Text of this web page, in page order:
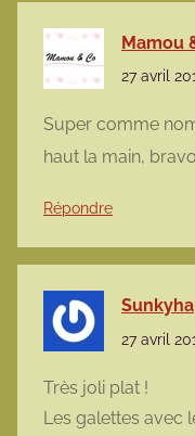
Mamou
27 avril
Super comme
haut la main,
Répondre
Sunkyha
27 avril
Très joli plat !
Les galettes avec